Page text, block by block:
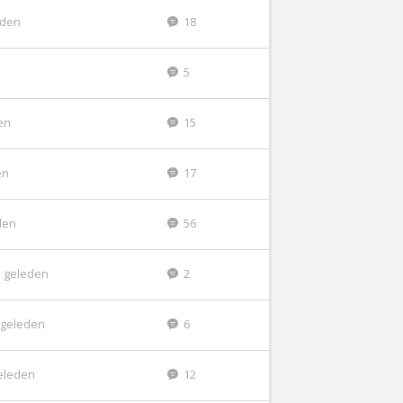
18
5
15
17
56
geleden 2
6
12